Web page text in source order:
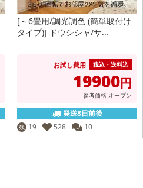
[～6畳用/調光調色 (簡単取付け
タイプ)] ドウシシャ/サ...
お試し費用 税込・送料込
19900円
参考価格 オープン
発送8日前後
残 19 528 10